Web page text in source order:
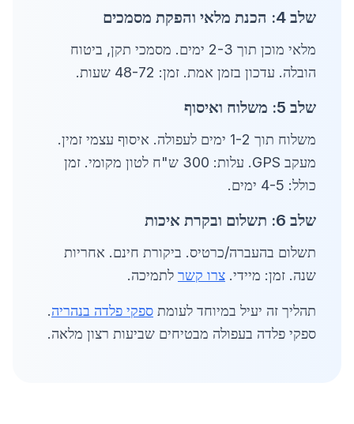
שלב 4: הכנת מלאי והפקת מסמכים
מלאי מוכן תוך 2-3 ימים. מסמכי תקן, ביטוח
הובלה. עדכון בזמן אמת. זמן: 48-72 שעות.
שלב 5: משלוח ואיסוף
משלוח תוך 1-2 ימים לעפולה. איסוף עצמי זמין.
מעקב GPS. עלות: 300 ש"ח לטון מקומי. זמן
כולל: 4-5 ימים.
שלב 6: תשלום ובקרת איכות
תשלום בהעברה/כרטיס. ביקורת חינם. אחריות
שנה. זמן: מיידי. צרו קשר לתמיכה.
תהליך זה יעיל במיוחד לעומת ספקי פלדה בנהריה.
ספקי פלדה בעפולה מבטיחים שביעות רצון מלאה.